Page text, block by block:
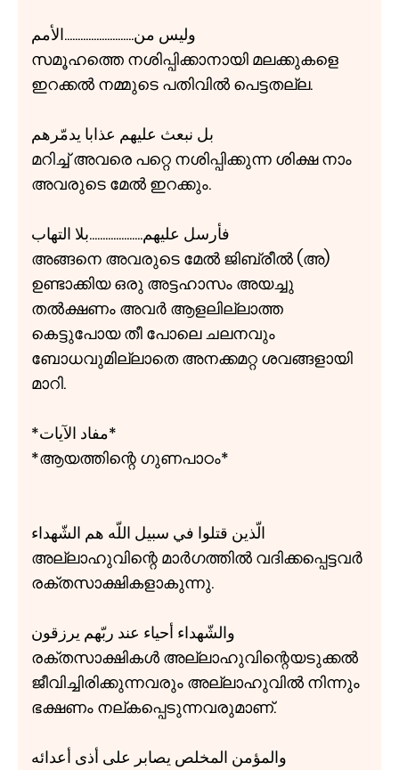
وليس من..........................الأمم
സമൂഹത്തെ നശിപ്പിക്കാനായി മലക്കുകളെ
ഇറക്കൽ നമ്മുടെ പതിവിൽ പെട്ടതല്ല.
بل نبعث عليهم عذابا يدمّرهم
മറിച്ച് അവരെ പറ്റെ നശിപ്പിക്കുന്ന ശിക്ഷ നാം
അവരുടെ മേൽ ഇറക്കും.
فأرسل عليهم....................بلا التهاب
അങ്ങനെ അവരുടെ മേൽ ജിബ്രീൽ (അ)
ഉണ്ടാക്കിയ ഒരു അട്ടഹാസം അയച്ചു
തൽക്ഷണം അവർ ആളലില്ലാത്ത
കെട്ടുപോയ തീ പോലെ ചലനവും
ബോധവുമില്ലാതെ അനക്കമറ്റ ശവങ്ങളായി
മാറി.
*مفاد الآيات*
*ആയത്തിന്റെ ഗുണപാഠം*
الّذين قتلوا في سبيل اللّه هم الشّهداء
അല്ലാഹുവിന്റെ മാർഗത്തിൽ വദിക്കപ്പെട്ടവർ
രക്തസാക്ഷികളാകുന്നു.
والشّهداء أحياء عند ربّهم يرزقون
രക്തസാക്ഷികൾ അല്ലാഹുവിന്റെയടുക്കൽ
ജീവിച്ചിരിക്കുന്നവരും അല്ലാഹുവിൽ നിന്നും
ഭക്ഷണം നല്കപ്പെടുന്നവരുമാണ്.
والمؤمن المخلص يصابر علی أذی أعدائه